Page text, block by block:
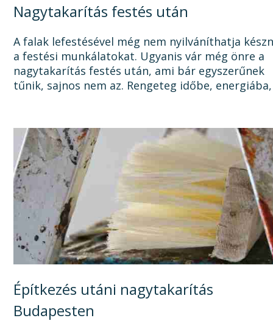
Nagytakarítás festés után
A falak lefestésével még nem nyilváníthatja
a festési munkálatokat. Ugyanis vár még önre a
nagytakarítás festés után, ami bár egyszerűnek
tűnik, sajnos nem az. Rengeteg időbe,
Építkezés utáni nagytakarítás
Budapesten